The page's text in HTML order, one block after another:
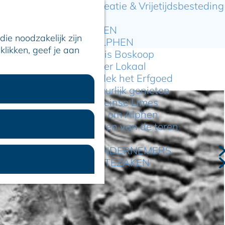
noodzakelijk zijn
geef je aan
Recreatie & Vrijetijdsbesteding
ARTIKELEN
OVER ALPHEN
Hier is Boskoop
Lekker Lokaal
Ontdek het Erfgoed
Natuurlijk genieten
Romeinse Limes
In en om Alphen
Kleuren van de toren
VOOR ONDERNEMERS
GEMEENTEZAKEN